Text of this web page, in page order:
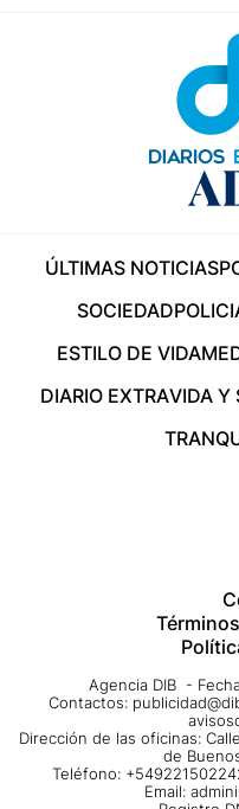
ÚLTIMAS NOTICIAS
SOCIEDAD
ESTILO DE VIDA
DIARIO EXTRAVIDA Y
Agencia DIB -
Contactos:
Dirección de las oficinas:
de
Teléfono:
Email: